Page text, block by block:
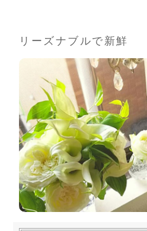
リーズナブルで新鮮